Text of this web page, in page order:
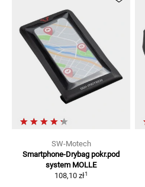
SW-Motech
Smartphone-Drybag pokr.pod
system MOLLE
108,10 zł1